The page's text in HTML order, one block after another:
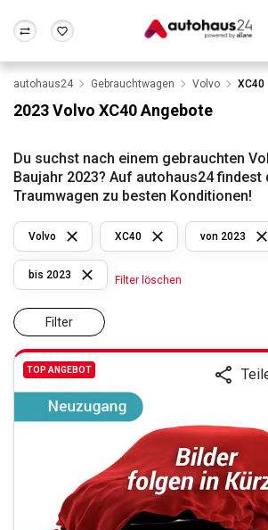
Wir bewerten dein Auto
Alle Fragen & Antworten
Rund um die
Frankfurt Wuppertal
autohaus24 Gebrauchtwagen Volvo XC40
2023 Volvo XC40 Angebote
Du suchst nach einem gebrauchten
Baujahr 2023? Auf autohaus24 findest
Traumwagen zu besten Konditionen!
Filter
Volvo XC40 von 2023
bis 2023 Filter löschen
TOP ANGEBOT